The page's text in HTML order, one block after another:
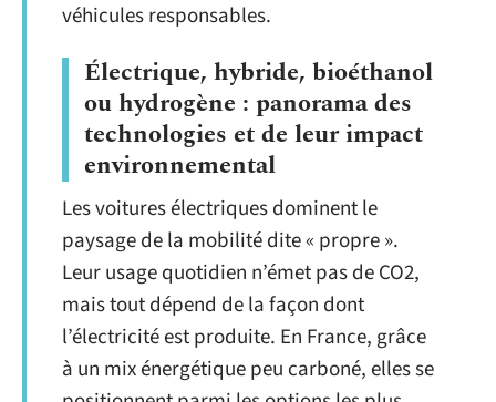
véhicules responsables.
Électrique, hybride, bioéthanol
ou hydrogène : panorama des
technologies et de leur impact
environnemental
Les voitures électriques dominent le
paysage de la mobilité dite « propre ».
Leur usage quotidien n’émet pas de CO2,
mais tout dépend de la façon dont
l’électricité est produite. En France, grâce
à un mix énergétique peu carboné, elles se